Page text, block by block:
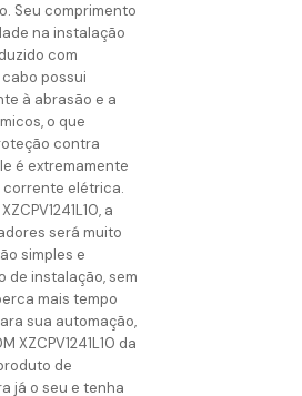
Seu comprimento
na instalação
com
possui
à abrasão e a
o que
contra
é extremamente
corrente elétrica.
a
será muito
simples e
de instalação, sem
mais tempo
sua automação,
XZCPV1241L10 da
de
já o seu e tenha